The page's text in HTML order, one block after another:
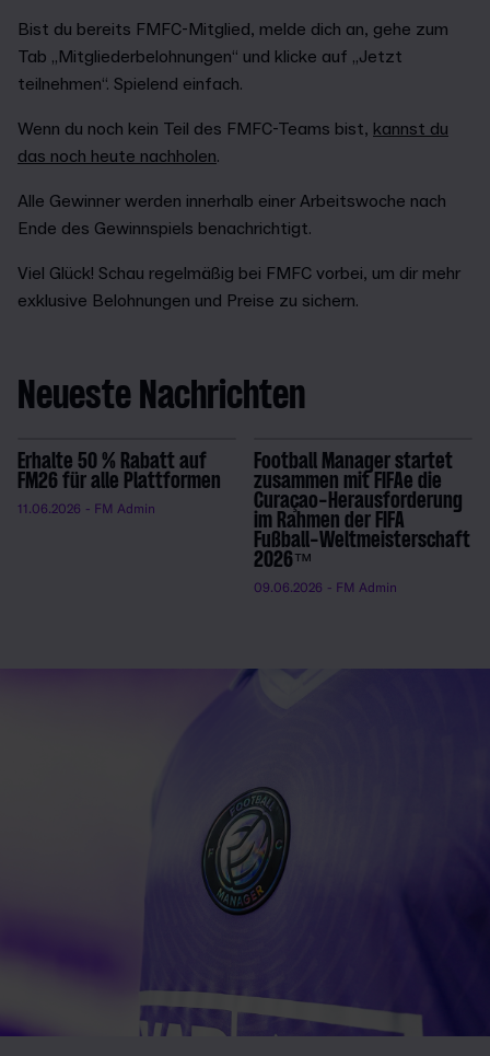
Bist du bereits FMFC-Mitglied, melde dich an, gehe zum
Tab „Mitgliederbelohnungen“ und klicke auf „Jetzt
teilnehmen“. Spielend einfach.
Wenn du noch kein Teil des FMFC-Teams bist, kannst du
das noch heute nachholen.
Alle Gewinner werden innerhalb einer Arbeitswoche nach
Ende des Gewinnspiels benachrichtigt.
Viel Glück! Schau regelmäßig bei FMFC vorbei, um dir mehr
exklusive Belohnungen und Preise zu sichern.
Neueste Nachrichten
Erhalte 50 % Rabatt auf
FM26 für alle Plattformen
11.06.2026 - FM Admin
Football Manager startet
zusammen mit FIFAe die
Curaçao-Herausforderung
im Rahmen der FIFA
Fußball-Weltmeisterschaft
2026™
09.06.2026 - FM Admin